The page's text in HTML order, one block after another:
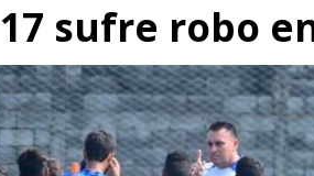
sufre robo